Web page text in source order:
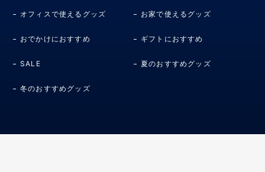
オフィスで使えるグッズ お家で使えるグッズ
おでかけにおすすめ ギフトにおすすめ
SALE 夏のおすすめグッズ
冬のおすすめグッズ